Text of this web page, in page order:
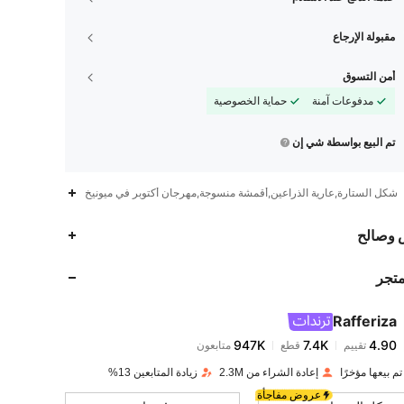
مقبولة الإرجاع
أمن التسوق
مدفوعات آمنة
حماية الخصوصية
تم البيع بواسطة شي إن
شكل الستارة,عارية الذراعين,أقمشة منسوجة,مهرجان أكتوبر في ميونيخ
وصالح
Rafferiza
4.90
4.90 تقييم 7.4Kقطع
a***i تم دفع منذ 1 يوم
7.4K
947K
إعادة الشراء من 2.3M
زيادة المتابعين 13%
عروض مفاجأة